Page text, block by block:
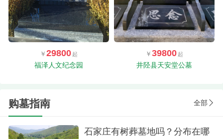
29800
福泽人文纪念园
39800
井陉县天安堂公墓
购墓指南 全部
石家庄有树葬墓地吗？分布在哪